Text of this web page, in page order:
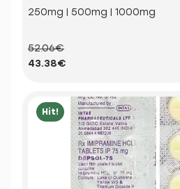
250mg | 500mg | 1000mg
52.06€
43.38€
Hit!